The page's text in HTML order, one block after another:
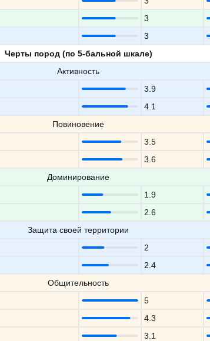
3
3
Черты пород (по 5-бальной шкале)
Активность
3.9
4.1
Повиновение
3.5
3.6
Доминирование
1.9
2.6
Защита своей территории
2
2.4
Общительность
5
4.3
3.1